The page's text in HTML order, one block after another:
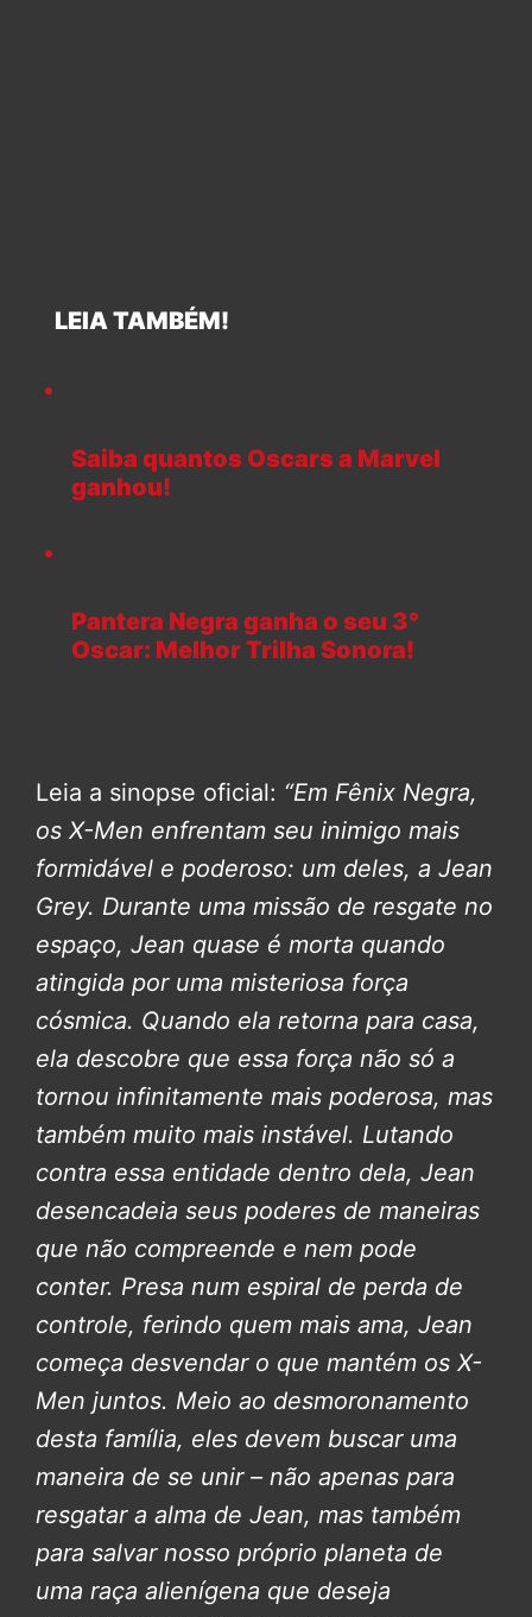
LEIA TAMBÉM!
Saiba quantos Oscars a Marvel
ganhou!
Pantera Negra ganha o seu 3°
Oscar: Melhor Trilha Sonora!
Leia a sinopse oficial: “Em Fênix Negra,
os X-Men enfrentam seu inimigo mais
formidável e poderoso: um deles, a Jean
Grey. Durante uma missão de resgate no
espaço, Jean quase é morta quando
atingida por uma misteriosa força
cósmica. Quando ela retorna para casa,
ela descobre que essa força não só a
tornou infinitamente mais poderosa, mas
também muito mais instável. Lutando
contra essa entidade dentro dela, Jean
desencadeia seus poderes de maneiras
que não compreende e nem pode
conter. Presa num espiral de perda de
controle, ferindo quem mais ama, Jean
começa desvendar o que mantém os X-
Men juntos. Meio ao desmoronamento
desta família, eles devem buscar uma
maneira de se unir – não apenas para
resgatar a alma de Jean, mas também
para salvar nosso próprio planeta de
uma raça alienígena que deseja